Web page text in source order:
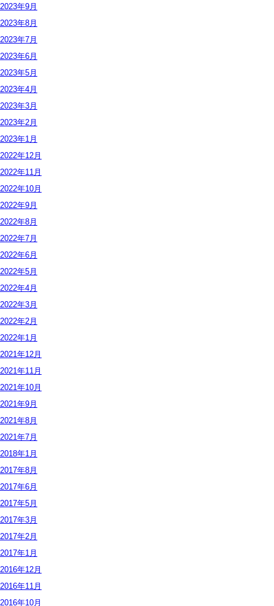
2023年9月
2023年8月
2023年7月
2023年6月
2023年5月
2023年4月
2023年3月
2023年2月
2023年1月
2022年12月
2022年11月
2022年10月
2022年9月
2022年8月
2022年7月
2022年6月
2022年5月
2022年4月
2022年3月
2022年2月
2022年1月
2021年12月
2021年11月
2021年10月
2021年9月
2021年8月
2021年7月
2018年1月
2017年8月
2017年6月
2017年5月
2017年3月
2017年2月
2017年1月
2016年12月
2016年11月
2016年10月